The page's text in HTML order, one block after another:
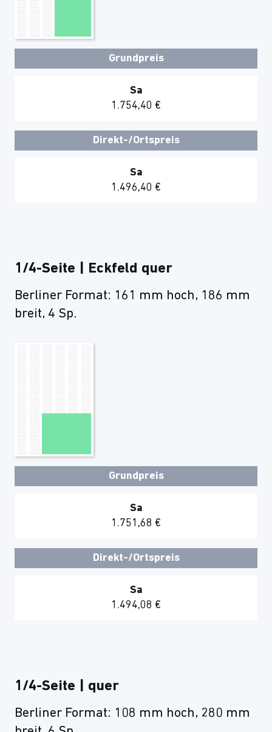
Grundpreis
Sa
1.754,40 €
Direkt-/Ortspreis
Sa
1.496,40 €
1/4-Seite | Eckfeld quer
Berliner Format: 161 mm hoch, 186 mm
breit, 4 Sp.
Grundpreis
Sa
1.751,68 €
Direkt-/Ortspreis
Sa
1.494,08 €
1/4-Seite | quer
Berliner Format: 108 mm hoch, 280 mm